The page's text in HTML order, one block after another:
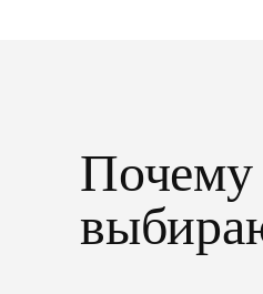
Почему